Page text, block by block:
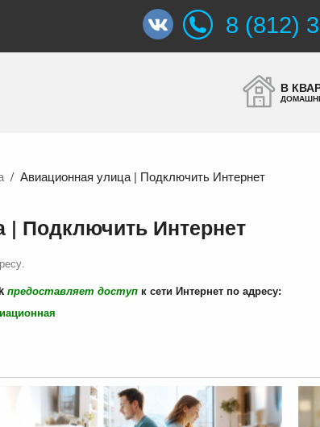
8 (812)
В
Авиационная улица | Подключить Интернет
| Подключить Интернет
.
предоставляет доступ к сети Интернет по адресу: